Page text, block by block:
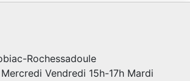
Rochessadoule
Vendredi 15h-17h Mardi